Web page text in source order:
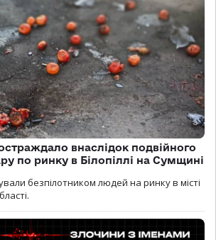
внаслідок подвійного
по ринку в Білопіллі на Сумщині
безпілотником людей на ринку в місті